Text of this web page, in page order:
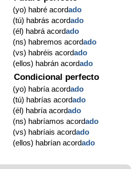
(yo) habré acordado
(tú) habrás acordado
(él) habrá acordado
(ns) habremos acordado
(vs) habréis acordado
(ellos) habrán acordado
Condicional perfecto
(yo) habría acordado
(tú) habrías acordado
(él) habría acordado
(ns) habríamos acordado
(vs) habríais acordado
(ellos) habrían acordado